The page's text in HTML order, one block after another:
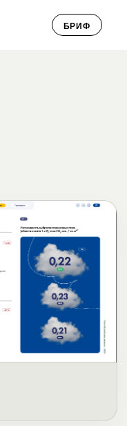
БРИФ